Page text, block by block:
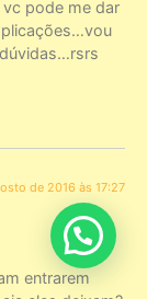
pode me dar
de 2016 às 17:27
entrarem